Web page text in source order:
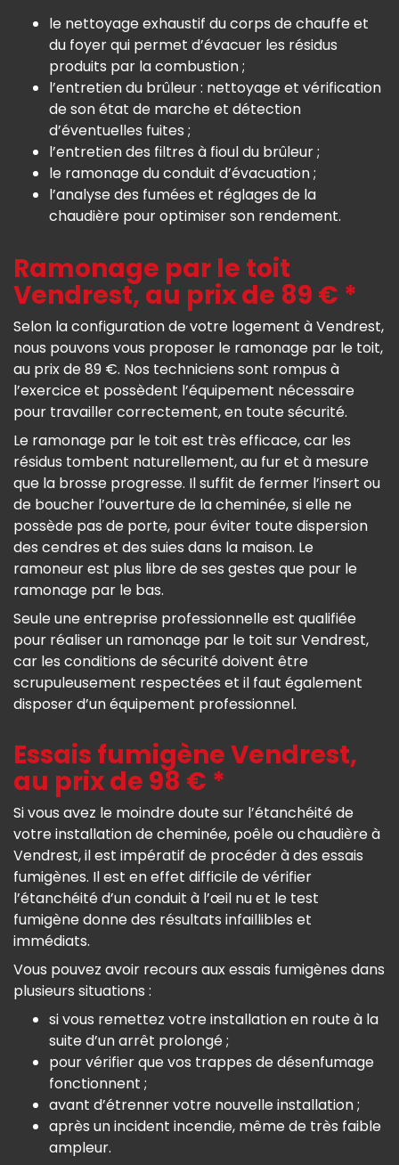
le nettoyage exhaustif du corps de chauffe et
du foyer qui permet d’évacuer les résidus
produits par la combustion ;
l’entretien du brûleur : nettoyage et vérification
de son état de marche et détection
d’éventuelles fuites ;
l’entretien des filtres à fioul du brûleur ;
le ramonage du conduit d’évacuation ;
l’analyse des fumées et réglages de la
chaudière pour optimiser son rendement.
Ramonage par le toit
Vendrest, au prix de 89 € *
Selon la configuration de votre logement à Vendrest,
nous pouvons vous proposer le ramonage par le toit,
au prix de 89 €. Nos techniciens sont rompus à
l’exercice et possèdent l’équipement nécessaire
pour travailler correctement, en toute sécurité.
Le ramonage par le toit est très efficace, car les
résidus tombent naturellement, au fur et à mesure
que la brosse progresse. Il suffit de fermer l’insert ou
de boucher l’ouverture de la cheminée, si elle ne
possède pas de porte, pour éviter toute dispersion
des cendres et des suies dans la maison. Le
ramoneur est plus libre de ses gestes que pour le
ramonage par le bas.
Seule une entreprise professionnelle est qualifiée
pour réaliser un ramonage par le toit sur Vendrest,
car les conditions de sécurité doivent être
scrupuleusement respectées et il faut également
disposer d’un équipement professionnel.
Essais fumigène Vendrest,
au prix de 98 € *
Si vous avez le moindre doute sur l’étanchéité de
votre installation de cheminée, poêle ou chaudière à
Vendrest, il est impératif de procéder à des essais
fumigènes. Il est en effet difficile de vérifier
l’étanchéité d’un conduit à l’œil nu et le test
fumigène donne des résultats infaillibles et
immédiats.
Vous pouvez avoir recours aux essais fumigènes dans
plusieurs situations :
si vous remettez votre installation en route à la
suite d’un arrêt prolongé ;
pour vérifier que vos trappes de désenfumage
fonctionnent ;
avant d’étrenner votre nouvelle installation ;
après un incident incendie, même de très faible
ampleur.